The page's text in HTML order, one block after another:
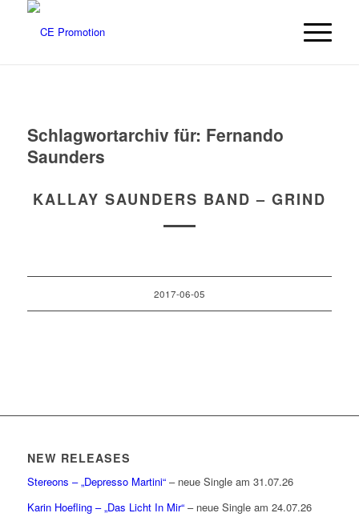
Schlagwortarchiv für: Fernando
Saunders
KALLAY SAUNDERS BAND – GRIND
2017-06-05
NEW RELEASES
Stereons – „Depresso Martini“– neue Single am 31.07.26
Karin Hoefling – „Das Licht In Mir“– neue Single am 24.07.26